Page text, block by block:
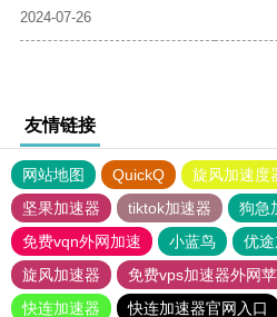
2024-07-26
友情链接
网站地图 QuickQ 旋风加速度
坚果加速器
tiktok加速器
狗急
免费vqn外网加速
小蓝鸟 优
旋风加速器
免费vps加速器外网
快连加速器
快连加速器官网入口